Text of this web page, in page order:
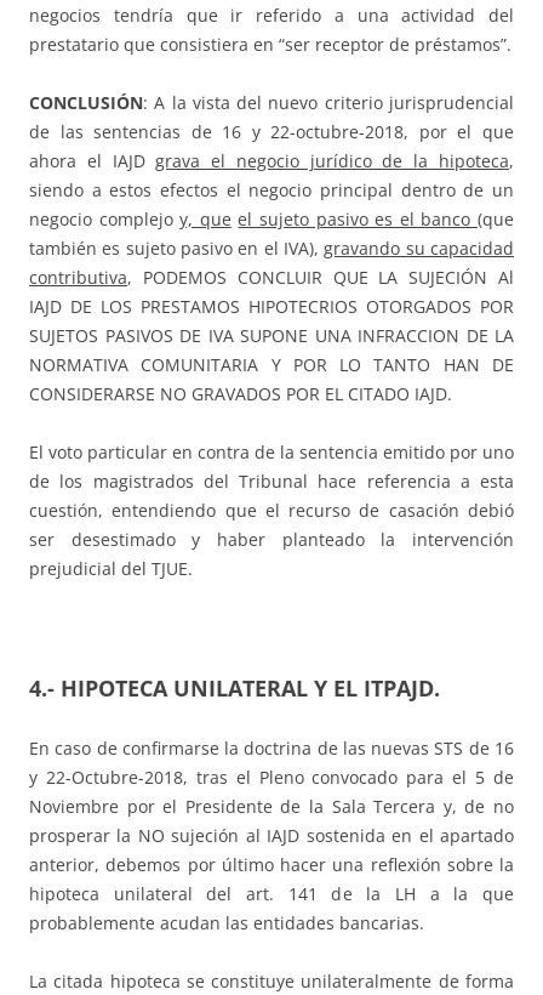
negocios tendría que ir referido a una actividad del
prestatario que consistiera en “ser receptor de préstamos”.
CONCLUSIÓN: A la vista del nuevo criterio jurisprudencial
de las sentencias de 16 y 22-octubre-2018, por el que
ahora el IAJDgrava el negocio jurídico de la hipoteca,
siendo a estos efectos el negocio principal dentro de un
negocio complejoy, que el sujeto pasivo es el banco(que
también es sujeto pasivo en el IVA),gravando su capacidad
contributiva, PODEMOS CONCLUIR QUE LA SUJECIÓN Al
IAJD DE LOS PRESTAMOS HIPOTECRIOS OTORGADOS POR
SUJETOS PASIVOS DE IVA SUPONE UNA INFRACCION DE LA
NORMATIVA COMUNITARIA Y POR LO TANTO HAN DE
CONSIDERARSE NO GRAVADOS POR EL CITADO IAJD.
El voto particular en contra de la sentencia emitido por uno
de los magistrados del Tribunal hace referencia a esta
cuestión, entendiendo que el recurso de casación debió
ser desestimado y haber planteado la intervención
prejudicial del TJUE.
4.- HIPOTECA UNILATERAL Y EL ITPAJD.
En caso de confirmarse la doctrina de las nuevas STS de 16
y 22-Octubre-2018, tras el Pleno convocado para el 5 de
Noviembre por el Presidente de la Sala Tercera y, de no
prosperar la NO sujeción al IAJD sostenida en el apartado
anterior, debemos por último hacer una reflexión sobre la
hipoteca unilateral del art. 141 de la LH a la que
probablemente acudan las entidades bancarias.
La citada hipoteca se constituye unilateralmente de forma